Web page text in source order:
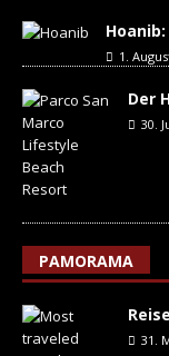
1.
Der
30.
PAMORAMA
31.